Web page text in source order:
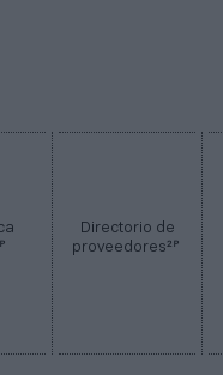
Directorio de
proveedores2P